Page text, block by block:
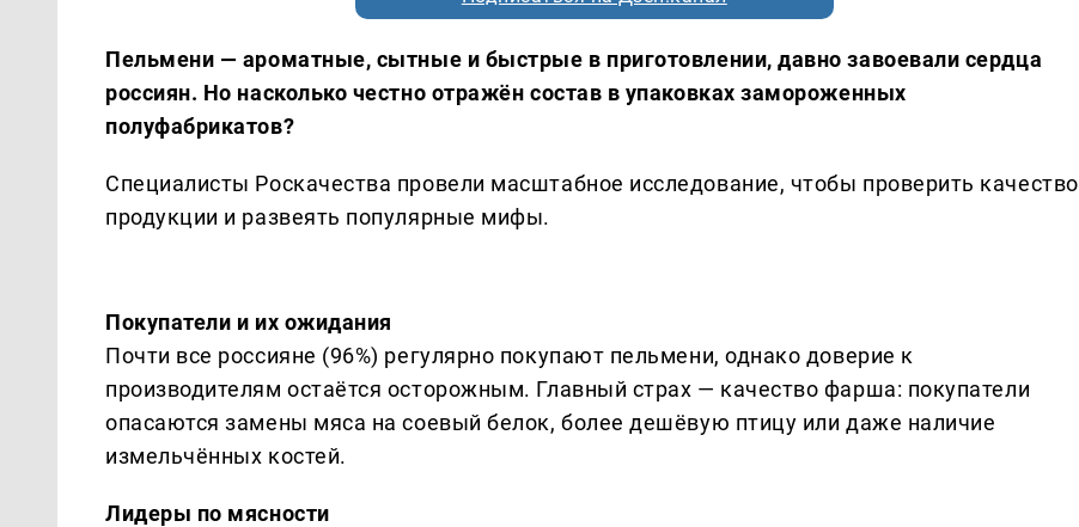
Пельмени — ароматные, сытные и быстрые в приготовлении, давно завоевали сердца
россиян. Но насколько честно отражён состав в упаковках замороженных
полуфабрикатов?
Специалисты Роскачества провели масштабное исследование, чтобы проверить качество
продукции и развеять популярные мифы.
Покупатели и их ожидания
Почти все россияне (96%) регулярно покупают пельмени, однако доверие к
производителям остаётся осторожным. Главный страх — качество фарша: покупатели
опасаются замены мяса на соевый белок, более дешёвую птицу или даже наличие
измельчённых костей.
Лидеры по мясности